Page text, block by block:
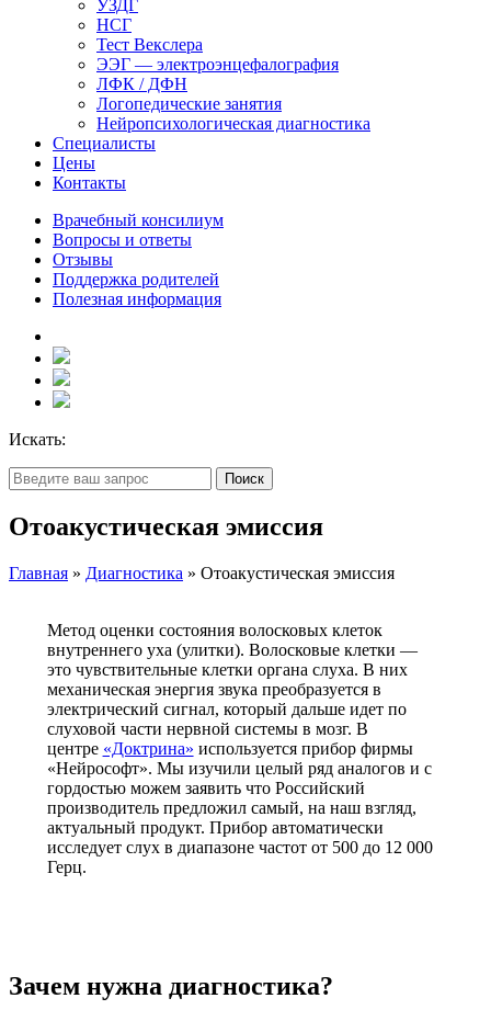
УЗДГ
НСГ
Тест Векслера
ЭЭГ — электроэнцефалография
ЛФК / ДФН
Логопедические занятия
Нейропсихологическая диагностика
Специалисты
Цены
Контакты
Врачебный консилиум
Вопросы и ответы
Отзывы
Поддержка родителей
Полезная информация
Искать:
Поиск
Отоакустическая эмиссия
Главная » Диагностика » Отоакустическая эмиссия
Метод оценки состояния волосковых клеток
внутреннего уха (улитки). Волосковые клетки —
это чувствительные клетки органа слуха. В них
механическая энергия звука преобразуется в
электрический сигнал, который дальше идет по
слуховой части нервной системы в мозг. В
центре «Доктрина» используется прибор фирмы
«Нейрософт». Мы изучили целый ряд аналогов и с
гордостью можем заявить что Российский
производитель предложил самый, на наш взгляд,
актуальный продукт. Прибор автоматически
исследует слух в диапазоне частот от 500 до 12 000
Герц.
Зачем нужна диагностика?